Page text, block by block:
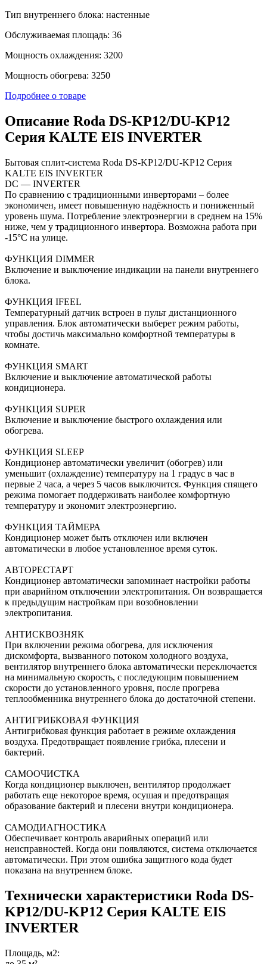
Тип внутреннего блока: настенные
Обслуживаемая площадь: 36
Мощность охлаждения: 3200
Мощность обогрева: 3250
Подробнее о товаре
Описание Roda DS-KP12/DU-KP12
Серия KALTE EIS INVERTER
Бытовая сплит-система Roda DS-KP12/DU-KP12 Серия
KALTE EIS INVERTER
DC — INVERTER
По сравнению с традиционными инверторами – более
экономичен, имеет повышенную надёжность и пониженный
уровень шума. Потребление электроэнергии в среднем на 15%
ниже, чем у традиционного инвертора. Возможна работа при
-15°С на улице.
ФУНКЦИЯ DIMMER
Включение и выключение индикации на панели внутреннего
блока.
ФУНКЦИЯ IFEEL
Температурный датчик встроен в пульт дистанционного
управления. Блок автоматически выберет режим работы,
чтобы достичь максимально комфортной температуры в
комнате.
ФУНКЦИЯ SMART
Включение и выключение автоматической работы
кондиционера.
ФУНКЦИЯ SUPER
Включение и выключение быстрого охлаждения или
обогрева.
ФУНКЦИЯ SLEEP
Кондиционер автоматически увеличит (обогрев) или
уменьшит (охлаждение) температуру на 1 градус в час в
первые 2 часа, а через 5 часов выключится. Функция спящего
режима помогает поддерживать наиболее комфортную
температуру и экономит электроэнергию.
ФУНКЦИЯ ТАЙМЕРА
Кондиционер может быть отключен или включен
автоматически в любое установленное время суток.
АВТОРЕСТАРТ
Кондиционер автоматически запоминает настройки работы
при аварийном отключении электропитания. Он возвращается
к предыдущим настройкам при возобновлении
электропитания.
АНТИСКВОЗНЯК
При включении режима обогрева, для исключения
дискомфорта, вызванного потоком холодного воздуха,
вентилятор внутреннего блока автоматически переключается
на минимальную скорость, с последующим повышением
скорости до установленного уровня, после прогрева
теплообменника внутреннего блока до достаточной степени.
АНТИГРИБКОВАЯ ФУНКЦИЯ
Антигрибковая функция работает в режиме охлаждения
воздуха. Предотвращает появление грибка, плесени и
бактерий.
САМООЧИСТКА
Когда кондиционер выключен, вентилятор продолжает
работать еще некоторое время, осушая и предотвращая
образование бактерий и плесени внутри кондиционера.
САМОДИАГНОСТИКА
Обеспечивает контроль аварийных операций или
неисправностей. Когда они появляются, система отключается
автоматически. При этом ошибка защитного кода будет
показана на внутреннем блоке.
Технически характеристики Roda DS-
KP12/DU-KP12 Серия KALTE EIS
INVERTER
Площадь, м2: